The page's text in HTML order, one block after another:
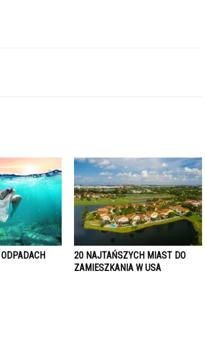
20 NAJTAŃSZYCH MIAST DO
ZAMIESZKANIA W USA